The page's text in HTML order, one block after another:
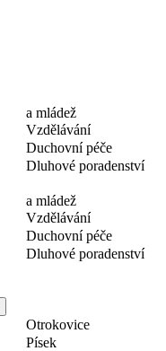
a mládež
Vzdělávání
Duchovní péče
Dluhové poradenství
a mládež
Vzdělávání
Duchovní péče
Dluhové poradenství
Otrokovice
Písek